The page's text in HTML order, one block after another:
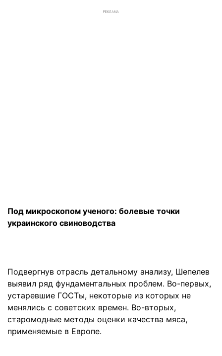
РЕКЛАМА
Под микроскопом ученого: болевые точки
украинского свиноводства
Подвергнув отрасль детальному анализу, Шепелев
выявил ряд фундаментальных проблем. Во-первых,
устаревшие ГОСТы, некоторые из которых не
менялись с советских времен. Во-вторых,
старомодные методы оценки качества мяса,
применяемые в Европе.